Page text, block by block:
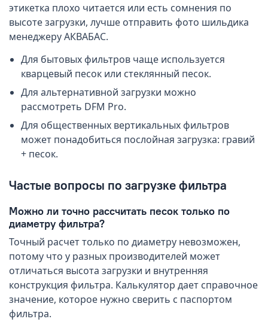
этикетка плохо читается или есть сомнения по
высоте загрузки, лучше отправить фото шильдика
менеджеру АКВАБАС.
Для бытовых фильтров чаще используется
кварцевый песок или стеклянный песок.
Для альтернативной загрузки можно
рассмотреть DFM Pro.
Для общественных вертикальных фильтров
может понадобиться послойная загрузка: гравий
+ песок.
Частые вопросы по загрузке фильтра
Можно ли точно рассчитать песок только по
диаметру фильтра?
Точный расчет только по диаметру невозможен,
потому что у разных производителей может
отличаться высота загрузки и внутренняя
конструкция фильтра. Калькулятор дает справочное
значение, которое нужно сверить с паспортом
фильтра.